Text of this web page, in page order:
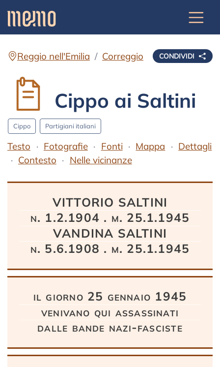
CONDIVIDI
Reggio nell'Emilia Correggio
Cippo ai Saltini
Cippo Partigiani italiani
Testo Fotografie Fonti Mappa
Dettagli
Contesto
Nelle vicinanze
VITTORIO SALTINI
n. 1.2.1904 . m. 25.1.1945
VANDINA SALTINI
n. 5.6.1908 . m. 25.1.1945
il giorno 25 gennaio 1945
venivano qui assassinati
dalle bande nazi-fasciste